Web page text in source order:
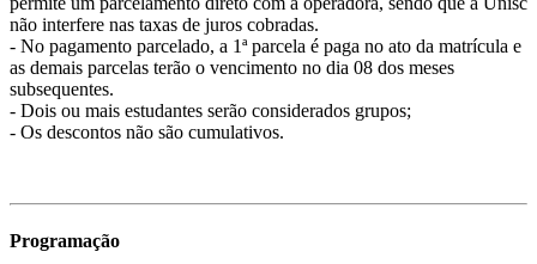
não interfere nas taxas de juros cobradas.
- No pagamento parcelado, a 1ª parcela é paga no ato da matrícula e
as demais parcelas terão o vencimento no dia 08 dos meses
subsequentes.
- Dois ou mais estudantes serão considerados grupos;
- Os descontos não são cumulativos.
Programação